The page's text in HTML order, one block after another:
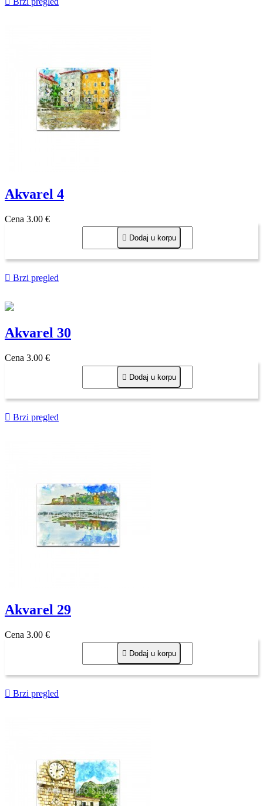
Akvarel 4
Cena 3,00 €
 Dodaj u korpu
 Brzi pregled
Akvarel 30
Cena 3,00 €
 Dodaj u korpu
 Brzi pregled
Akvarel 29
Cena 3,00 €
 Dodaj u korpu
 Brzi pregled